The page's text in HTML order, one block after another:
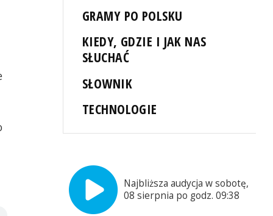
GRAMY PO POLSKU
KIEDY, GDZIE I JAK NAS
SŁUCHAĆ
SŁOWNIK
TECHNOLOGIE
Najbliższa audycja w sobotę,
08 sierpnia po godz. 09:38